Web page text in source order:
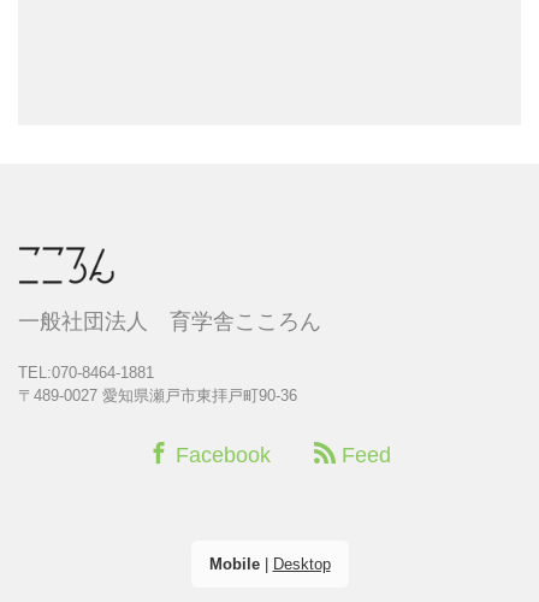
一般社団法人 育学舎こころん
TEL:070-8464-1881
〒489-0027 愛知県瀬戸市東拝戸町90-36
Facebook Feed
Mobile| Desktop